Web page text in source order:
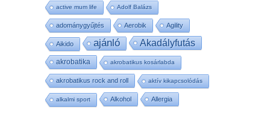
active mum life Adolf Balázs
adománygyűjtés Aerobik Agility
Aikido ajánló Akadályfutás
akrobatika akrobatikus kosárlabda
akrobatikus rock and roll aktív kikapcsolódás
alkalmi sport Alkohol Allergia